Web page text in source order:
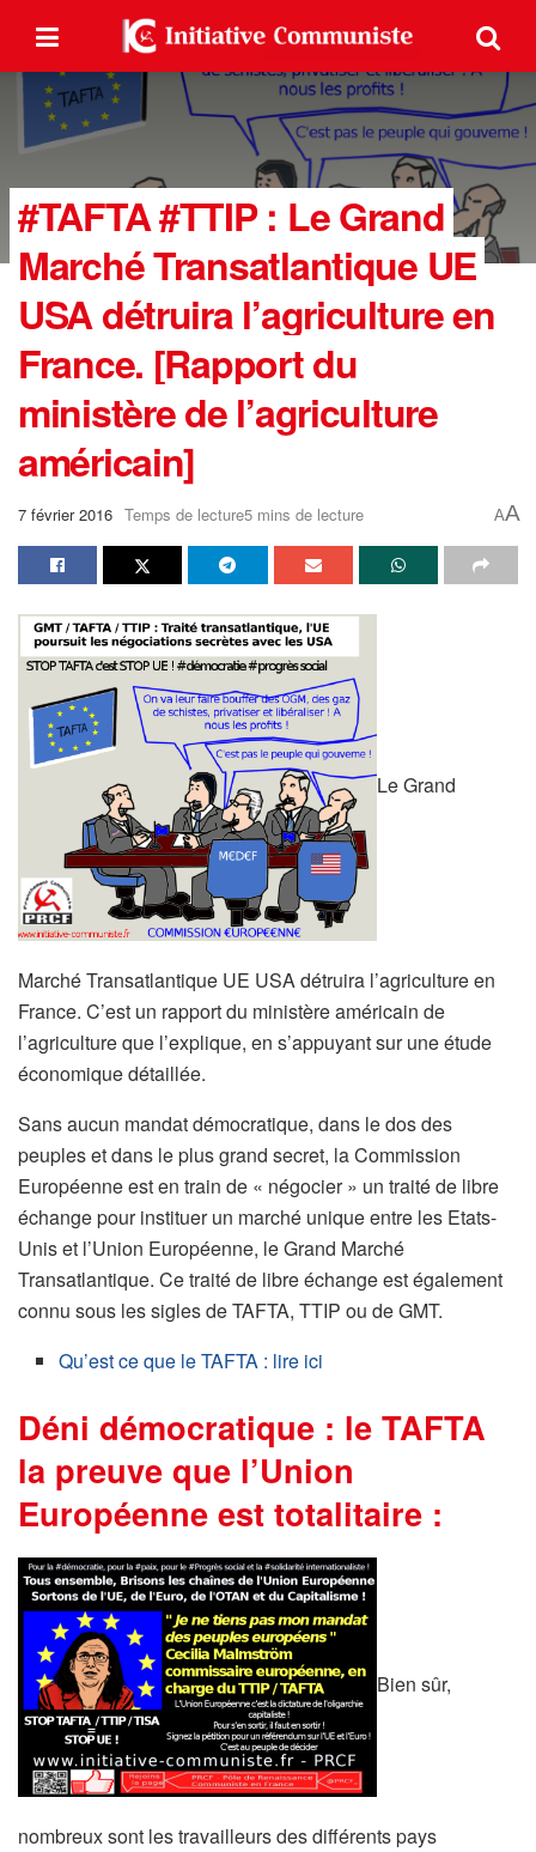
#TAFTA #TTIP : Le Grand
Marché Transatlantique UE
USA détruira l’agriculture en
France. [Rapport du
ministère de l’agriculture
américain]
7 février 2016 Temps de lecture5 mins de lecture AA
Le Grand
Marché Transatlantique UE USA détruira l’agriculture en
France. C’est un rapport du ministère américain de
l’agriculture que l’explique, en s’appuyant sur une étude
économique détaillée.
Sans aucun mandat démocratique, dans le dos des
peuples et dans le plus grand secret, la Commission
Européenne est en train de « négocier » un traité de libre
échange pour instituer un marché unique entre les Etats-
Unis et l’Union Européenne, le Grand Marché
Transatlantique. Ce traité de libre échange est également
connu sous les sigles de TAFTA, TTIP ou de GMT.
Qu’est ce que le TAFTA : lire ici
Déni démocratique : le TAFTA
la preuve que l’Union
Européenne est totalitaire :
Bien sûr,
nombreux sont les travailleurs des différents pays